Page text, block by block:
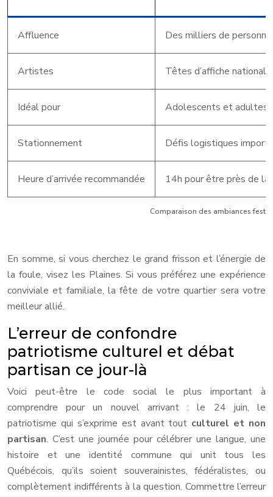
Comparaison des ambiances
Affluence Des milliers de
Artistes Têtes d’affiche
Idéal pour Adolescents et adultes
Stationnement Défis logistiques
Heure d’arrivée recommandée 14h pour être près de la
En somme, si vous cherchez le grand frisson et l’énergie de
la foule, visez les Plaines. Si vous préférez une expérience
conviviale et familiale, la fête de votre quartier sera votre
meilleur allié.
L’erreur de confondre
patriotisme culturel et débat
partisan ce jour-là
Voici peut-être le code social le plus important à
comprendre pour un nouvel arrivant : le 24 juin, le
patriotisme qui s’exprime est avant tout culturel et non
partisan. C’est une journée pour célébrer une langue, une
histoire et une identité commune qui unit tous les
Québécois, qu’ils soient souverainistes, fédéralistes, ou
complètement indifférents à la question. Commettre l’erreur